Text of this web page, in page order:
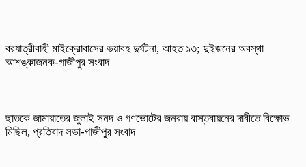
বরযাত্রীবাহী মাইক্রোবাসের ভয়াবহ দুর্ঘটনা, আহত ১৩; দুইজনের অবস্থা
আশঙ্কাজনক-গাজীপুর সংবাদ
ছাতকে জামায়াতের জুলাই সনদ ও গণভোটের জনরায় বাস্তবায়নের দাবীতে বিক্ষোভ
মিছিল, প্রতিবাদ সভা-গাজীপুর সংবাদ